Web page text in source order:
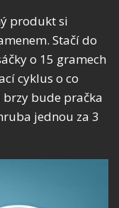
produkt si
Stačí do
o 15 gramech
cyklus o co
bude pračka
jednou za 3